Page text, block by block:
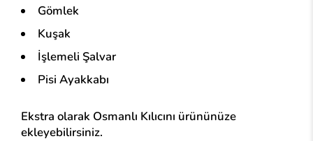
Gömlek
Kuşak
İşlemeli Şalvar
Pisi Ayakkabı
Ekstra olarak Osmanlı Kılıcını ürününüze
ekleyebilirsiniz.